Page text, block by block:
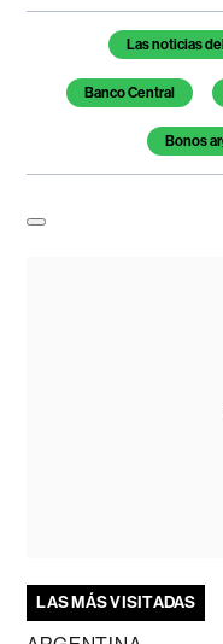
Temas de este
Las noticias
Banco Central
Bonos
LAS MÁS VISITADAS